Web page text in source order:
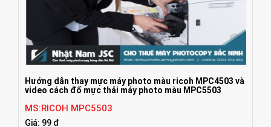
Hướng dẫn thay mực máy photo màu ricoh MPC4503 và
video cách đổ mực thải máy photo màu MPC5503
MS:RICOH MPC5503
Giá: 99 đ